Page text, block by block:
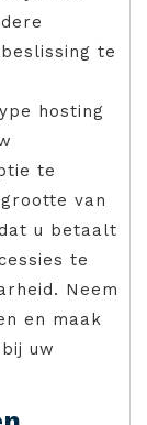
te
hosting
te
van
u betaalt
te
Neem
en maak
uw